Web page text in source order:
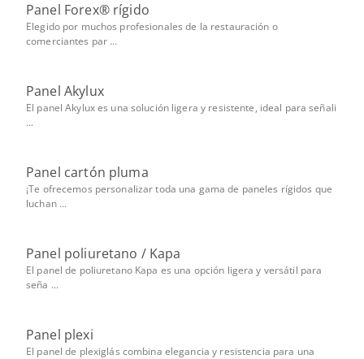
Panel Forex® rígido
Elegido por muchos profesionales de la restauración o
comerciantes par ...
Panel Akylux
El panel Akylux es una solución ligera y resistente, ideal para señali
...
Panel cartón pluma
¡Te ofrecemos personalizar toda una gama de paneles rígidos que
luchan ...
Panel poliuretano / Kapa
El panel de poliuretano Kapa es una opción ligera y versátil para
seña ...
Panel plexi
El panel de plexiglás combina elegancia y resistencia para una